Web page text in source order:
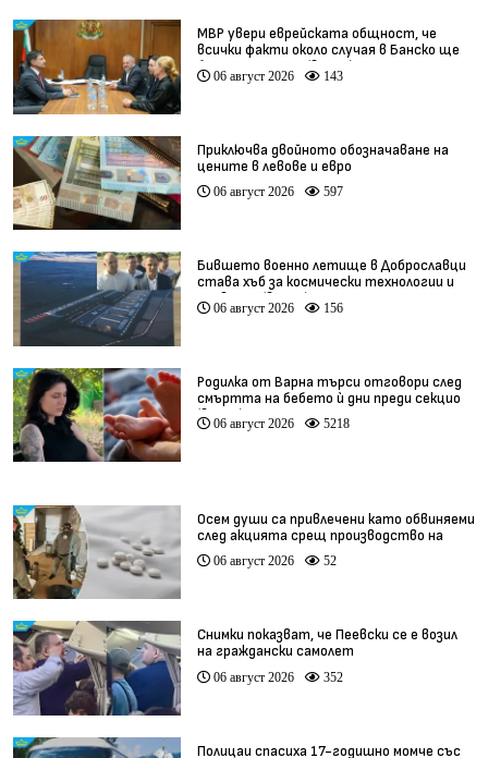
МВР увери еврейската общност, че
всички факти около случая в Банско ще
бъдат изяснени (видео)
06 август 2026 143
Приключва двойното обозначаване на
цените в левове и евро
06 август 2026 597
Бившето военно летище в Доброславци
става хъб за космически технологии и
иновации (видео)
06 август 2026 156
Родилка от Варна търси отговори след
смъртта на бебето ѝ дни преди секцио
(видео)
06 август 2026 5218
Осем души са привлечени като обвиняеми
след акцията срещ производство на
фентанил
06 август 2026 52
Снимки показват, че Пеевски се е возил
на граждански самолет
06 август 2026 352
Полицаи спасиха 17-годишно момче със